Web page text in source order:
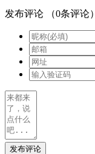
发布评论 （0条评论）
发布评论